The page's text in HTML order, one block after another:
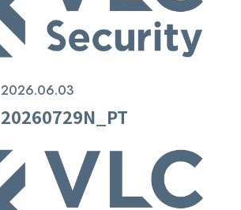
2026.06.03
20260729N_PT